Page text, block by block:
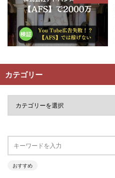
カテゴリー
おすすめ